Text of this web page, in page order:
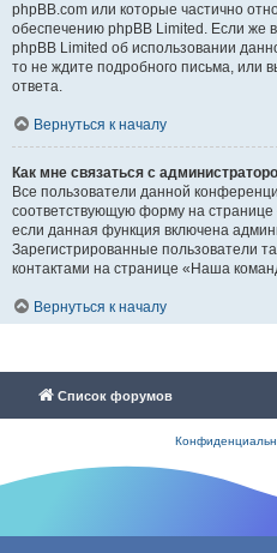
phpBB.com или которые частично
обеспечению phpBB Limited. Если же
phpBB Limited об использовании
то не ждите подробного письма, или
ответа.
Вернуться к началу
Как мне связаться с
Все пользователи данной
соответствующую форму на
если данная функция включена
Зарегистрированные пользователи
контактами на странице «Наша
Вернуться к началу
Список форумов